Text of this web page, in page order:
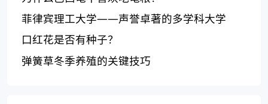
菲律宾理工大学——声誉卓著的多学科大学
口红花是否有种子？
弹簧草冬季养殖的关键技巧